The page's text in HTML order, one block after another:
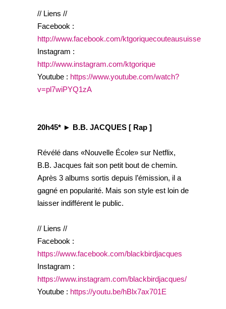
// Liens //
Facebook :
http://www.facebook.com/ktgoriquecouteausuisse
Instagram :
http://www.instagram.com/ktgorique
Youtube : https://www.youtube.com/watch?
v=pl7wiPYQ1zA
20h45* ► B.B. JACQUES [ Rap ]
Révélé dans «Nouvelle École» sur Netflix,
B.B. Jacques fait son petit bout de chemin.
Après 3 albums sortis depuis l’émission, il a
gagné en popularité. Mais son style est loin de
laisser indifférent le public.
// Liens //
Facebook :
https://www.facebook.com/blackbirdjacques
Instagram :
https://www.instagram.com/blackbirdjacques/
Youtube : https://youtu.be/hBlx7ax701E